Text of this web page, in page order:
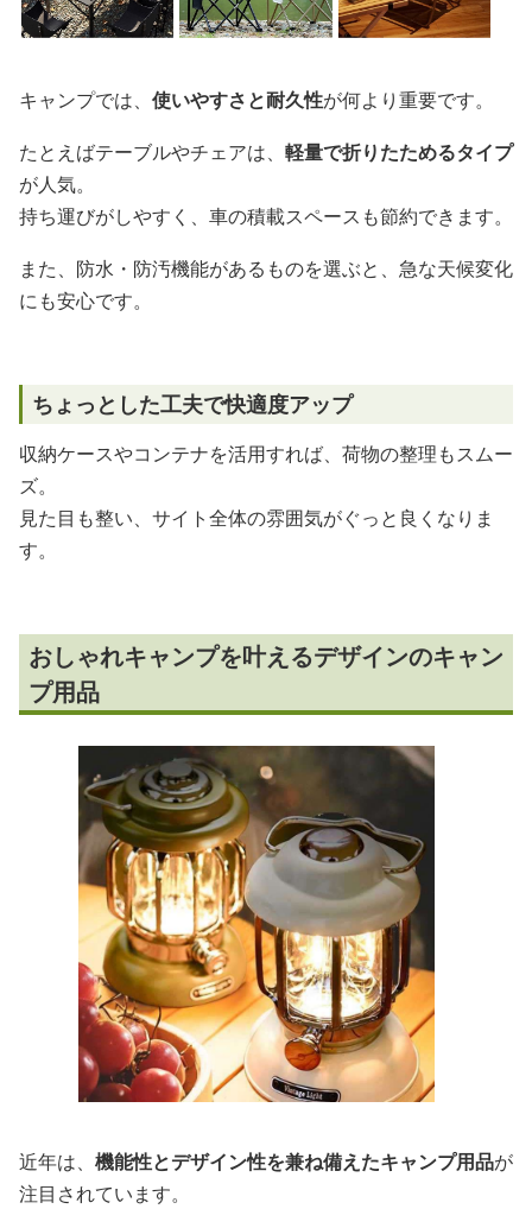
キャンプでは、 使いやすさと耐久性が何より重要です。
たとえばテーブルやチェアは、 軽量で折りたためるタイプ
が人気。
持ち運びがしやすく、車の積載スペースも節約できます。
また、防水・防汚機能があるものを選ぶと、急な天候変化
にも安心です。
ちょっとした工夫で快適度アップ
収納ケースやコンテナを活用すれば、荷物の整理もスムー
ズ。
見た目も整い、サイト全体の雰囲気がぐっと良くなりま
す。
おしゃれキャンプを叶えるデザインのキャン
プ用品
近年は、 機能性とデザイン性を兼ね備えたキャンプ用品が
注目されています。